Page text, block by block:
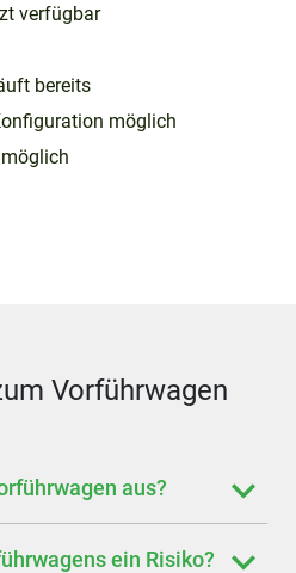
verfügbar
bereits
möglich
Vorführwagen
aus?
ein Risiko?